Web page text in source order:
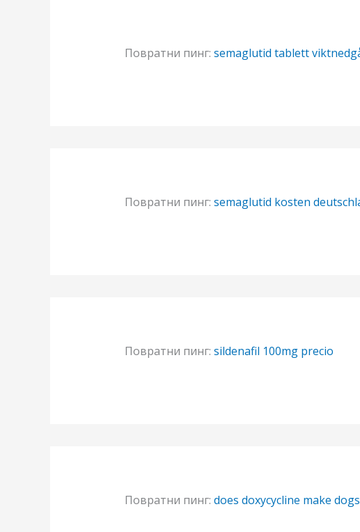
Повратни пинг: semaglutid tablett
Повратни пинг: semaglutid kosten
Повратни пинг: sildenafil 100mg precio
Повратни пинг: does doxycycline make